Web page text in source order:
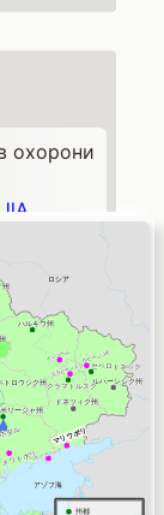
охорони
7, 2023